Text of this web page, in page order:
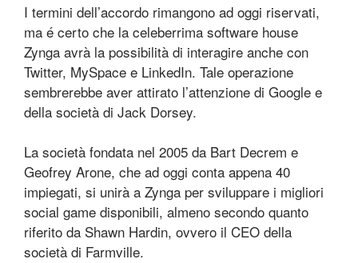
I termini dell’accordo rimangono ad oggi riservati,
ma é certo che la celeberrima software house
Zynga avrà la possibilità di interagire anche con
Twitter, MySpace e LinkedIn. Tale operazione
sembrerebbe aver attirato l’attenzione di Google e
della società di Jack Dorsey.
La società fondata nel 2005 da Bart Decrem e
Geofrey Arone, che ad oggi conta appena 40
impiegati, si unirà a Zynga per sviluppare i migliori
social game disponibili, almeno secondo quanto
riferito da Shawn Hardin, ovvero il CEO della
società di Farmville.